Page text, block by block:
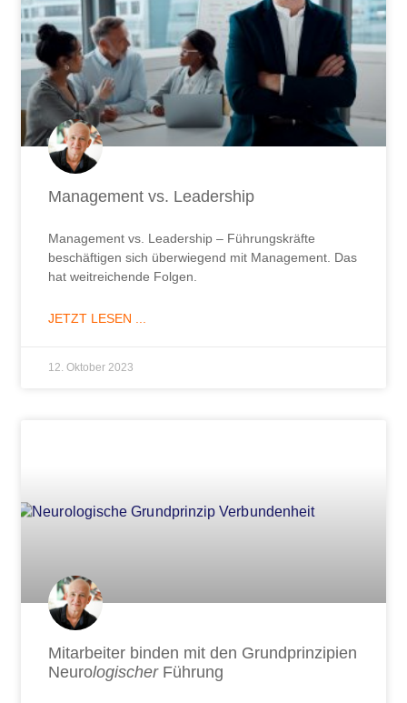
Management vs. Leadership
Management vs. Leadership – Führungskräfte
beschäftigen sich überwiegend mit Management. Das
hat weitreichende Folgen.
JETZT LESEN ...
12. Oktober 2023
Mitarbeiter binden mit den Grundprinzipien
NeurologischerFührung